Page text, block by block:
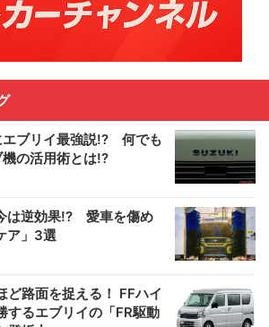
エブリイ最強説!? 何でも
の活用術とは!?
は逆効果!? 愛車を傷め
ア」3選
ど路面を捉える！ FFハイ
するエブリイの「FR駆動